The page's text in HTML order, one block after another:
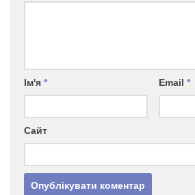
Ім'я * Email *
Сайт